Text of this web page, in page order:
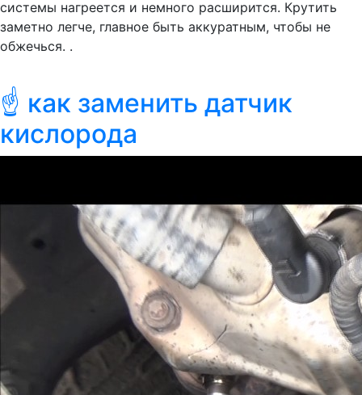
системы нагреется и немного расширится. Крутить
заметно легче, главное быть аккуратным, чтобы не
обжечься. .
☝ как заменить датчик
кислорода